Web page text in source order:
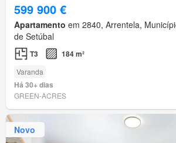
599 900 €
Apartamento em 2840, Arrentela,
de Setúbal
T3 184 m²
Varanda
Há 30+ dias
GREEN-ACRES
Novo